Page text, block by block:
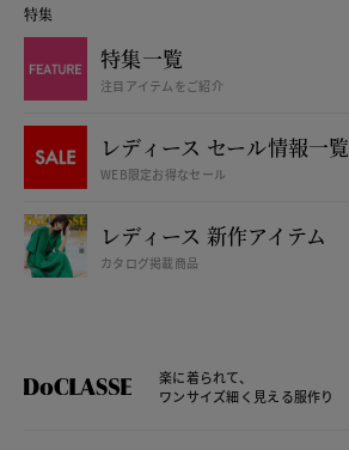
特集
特集一覧
注目アイテムをご紹介
レディース セール情報一覧
WEB限定お得なセール
レディース 新作アイテム
カタログ掲載商品
楽に着られて、
ワンサイズ細く見える服作り